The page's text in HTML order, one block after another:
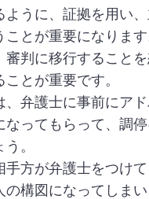
ように、証拠を用い
とが重要になります
審判に移行すること
とが重要です。
、弁護士に事前にア
なってもらって、調
。
手方が弁護士をつけ
の構図になってしま